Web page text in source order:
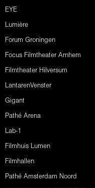
EYE
Lumière
Forum Groningen
Focus Filmtheater Arnhem
Filmtheater Hilversum
LantarenVenster
Gigant
Pathé Arena
Lab-1
Filmhuis Lumen
Filmhallen
Pathé Amsterdam Noord